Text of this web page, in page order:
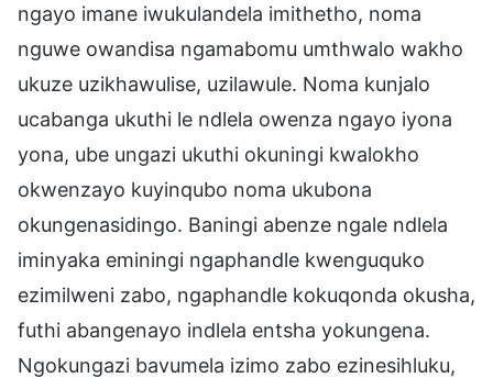
ngayo imane iwukulandela imithetho, noma
nguwe owandisa ngamabomu umthwalo wakho
ukuze uzikhawulise, uzilawule. Noma kunjalo
ucabanga ukuthi le ndlela owenza ngayo iyona
yona, ube ungazi ukuthi okuningi kwalokho
okwenzayo kuyinqubo noma ukubona
okungenasidingo. Baningi abenze ngale ndlela
iminyaka eminingi ngaphandle kwenguquko
ezimilweni zabo, ngaphandle kokuqonda okusha,
futhi abangenayo indlela entsha yokungena.
Ngokungazi bavumela izimo zabo ezinesihluku,